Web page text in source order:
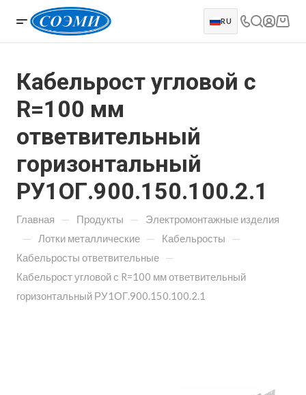
RU
Кабельрост угловой с
R=100 мм
ответвительный
горизонтальный
РУ1ОГ.900.150.100.2.1
Главная — Продукты — Электромонтажные изделия
— Лотки металлические — Кабельросты —
Кабельросты ответвительные —
Кабельрост угловой с R=100 мм ответвительный
горизонтальный РУ1ОГ.900.150.100.2.1